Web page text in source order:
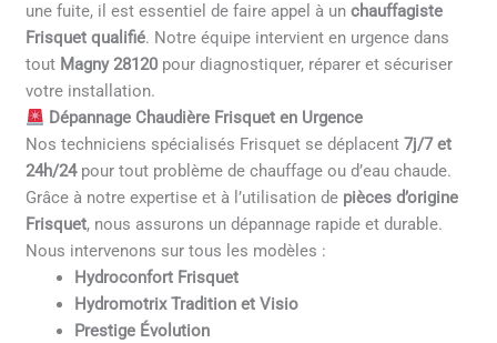
une fuite, il est essentiel de faire appel à unchauffagiste
Frisquet qualifié. Notre équipe intervient en urgence dans
tout Magny 28120 pour diagnostiquer, réparer et sécuriser
votre installation.
Dépannage Chaudière Frisquet en Urgence
Nos techniciens spécialisés Frisquet se déplacent7j/7 et
24h/24pour tout problème de chauffage ou d’eau chaude.
Grâce à notre expertise et à l’utilisation de pièces d’origine
Frisquet, nous assurons un dépannage rapide et durable.
Nous intervenons sur tous les modèles :
Hydroconfort Frisquet
Hydromotrix Tradition et Visio
Prestige Évolution